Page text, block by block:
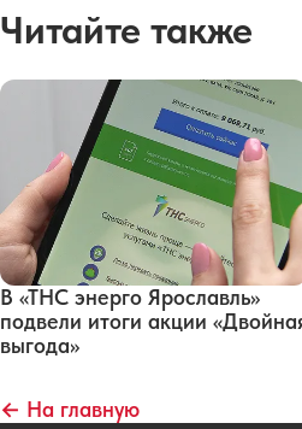
Читайте также
В «ТНС энерго Ярославль»
подвели итоги акции
выгода»
← На главную